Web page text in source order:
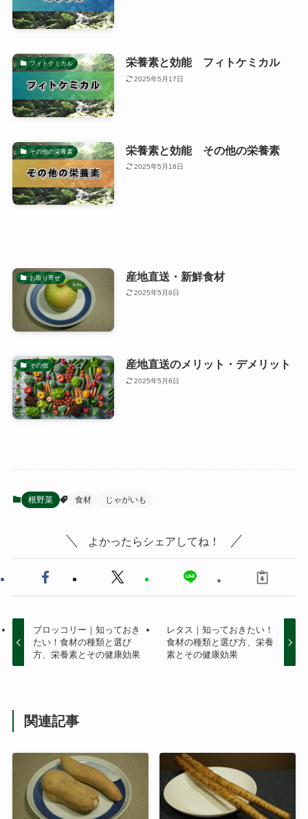
フィトケミカル 栄養素と効能 フィトケミカル
2025年5月17日
その他の栄養素 栄養素と効能 その他の栄養素
2025年5月18日
お取り寄せ 産地直送・新鮮食材
2025年5月6日
その他 産地直送のメリット・デメリット
2025年5月6日
根野菜 食材 じゃがいも
よかったらシェアしてね！
ブロッコリー｜知っておき
たい！食材の種類と選び
方、栄養素とその健康効果
レタス｜知っておきたい！
食材の種類と選び方、栄養
素とその健康効果
関連記事